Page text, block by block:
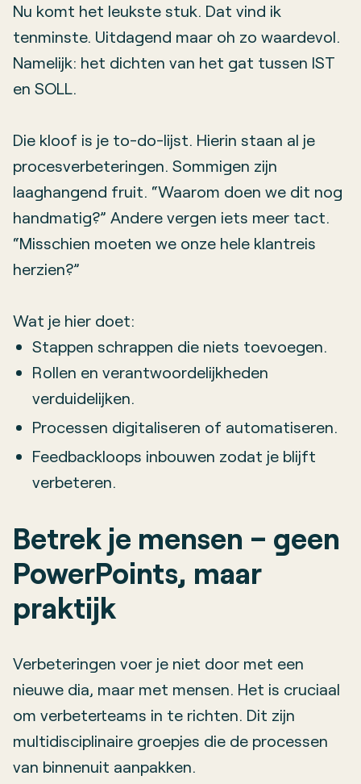
Nu komt het leukste stuk. Dat vind ik
tenminste. Uitdagend maar oh zo waardevol.
Namelijk: het dichten van het gat tussen IST
en SOLL.
Die kloof is je to-do-lijst. Hierin staan al je
procesverbeteringen. Sommigen zijn
laaghangend fruit. “Waarom doen we dit nog
handmatig?” Andere vergen iets meer tact.
“Misschien moeten we onze hele klantreis
herzien?”
Wat je hier doet:
Stappen schrappen die niets toevoegen.
Rollen en verantwoordelijkheden
verduidelijken.
Processen digitaliseren of automatiseren.
Feedbackloops inbouwen zodat je blijft
verbeteren.
Betrek je mensen – geen
PowerPoints, maar
praktijk
Verbeteringen voer je niet door met een
nieuwe dia, maar met mensen. Het is cruciaal
om verbeterteams in te richten. Dit zijn
multidisciplinaire groepjes die de processen
van binnenuit aanpakken.